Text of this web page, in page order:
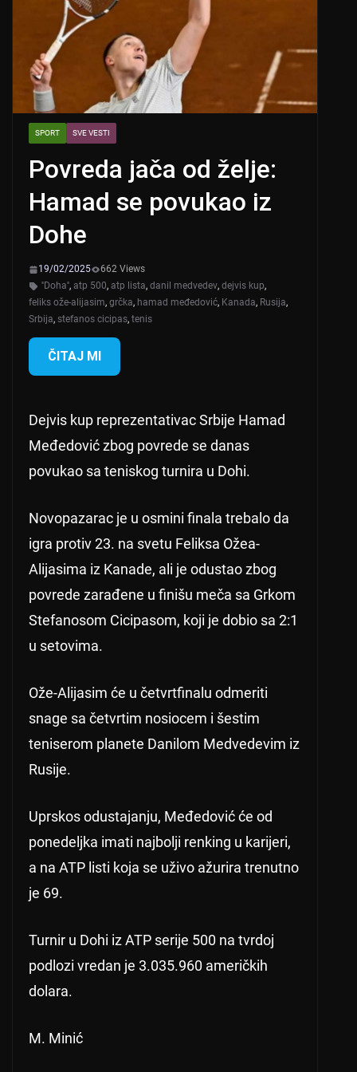
SPORT SVE VESTI
Povreda jača od želje:
Hamad se povukao iz
Dohe
19/02/2025
662 Views
''Doha'', atp 500, atp lista, danil medvedev, dejvis kup,
feliks ože-alijasim, grčka, hamad međedović, Kanada, Rusija,
Srbija, stefanos cicipas, tenis
ČITAJ MI
Dejvis kup reprezentativac Srbije Hamad
Međedović zbog povrede se danas
povukao sa teniskog turnira u Dohi.
Novopazarac je u osmini finala trebalo da
igra protiv 23. na svetu Feliksa Ožea-
Alijasima iz Kanade, ali je odustao zbog
povrede zarađene u finišu meča sa Grkom
Stefanosom Cicipasom, koji je dobio sa 2:1
u setovima.
Ože-Alijasim će u četvrtfinalu odmeriti
snage sa četvrtim nosiocem i šestim
teniserom planete Danilom Medvedevim iz
Rusije.
Uprskos odustajanju, Međedović će od
ponedeljka imati najbolji renking u karijeri,
a na ATP listi koja se uživo ažurira trenutno
je 69.
Turnir u Dohi iz ATP serije 500 na tvrdoj
podlozi vredan je 3.035.960 američkih
dolara.
M. Minić